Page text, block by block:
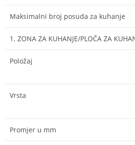
Maksimalni broj posuda za kuhanje
1. ZONA ZA KUHANJE/PLOČA ZA
Položaj
Vrsta
Promjer u mm